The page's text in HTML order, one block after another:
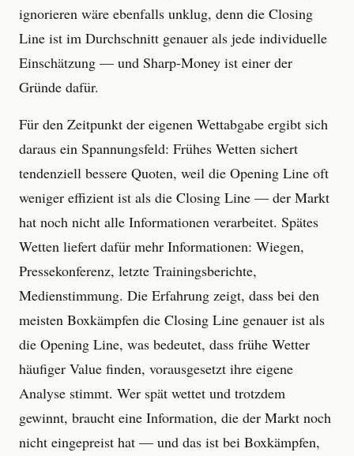
ignorieren wäre ebenfalls unklug, denn die Closing
Line ist im Durchschnitt genauer als jede individuelle
Einschätzung — und Sharp-Money ist einer der
Gründe dafür.
Für den Zeitpunkt der eigenen Wettabgabe ergibt sich
daraus ein Spannungsfeld: Frühes Wetten sichert
tendenziell bessere Quoten, weil die Opening Line oft
weniger effizient ist als die Closing Line — der Markt
hat noch nicht alle Informationen verarbeitet. Spätes
Wetten liefert dafür mehr Informationen: Wiegen,
Pressekonferenz, letzte Trainingsberichte,
Medienstimmung. Die Erfahrung zeigt, dass bei den
meisten Boxkämpfen die Closing Line genauer ist als
die Opening Line, was bedeutet, dass frühe Wetter
häufiger Value finden, vorausgesetzt ihre eigene
Analyse stimmt. Wer spät wettet und trotzdem
gewinnt, braucht eine Information, die der Markt noch
nicht eingepreist hat — und das ist bei Boxkämpfen,